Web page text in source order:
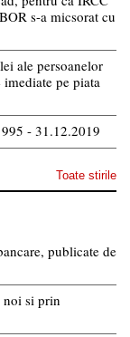
s-a micsorat cu
ale persoanelor
pe piata
- 31.12.2019
Toate stirile
publicate de
noi si prin